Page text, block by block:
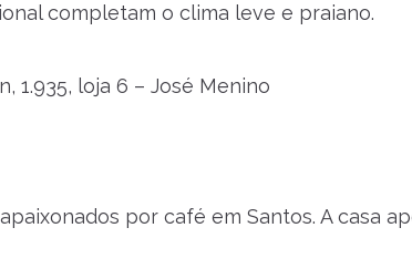
completam o clima leve e praiano.
1.935, loja 6 – José Menino
por café em Santos. A casa